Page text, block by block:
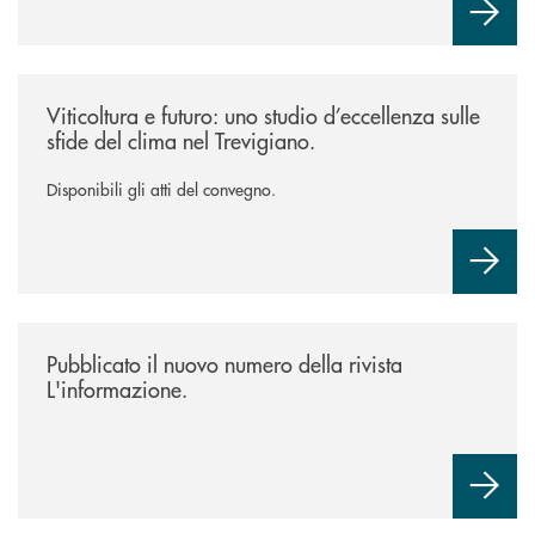
Viticoltura e futuro: uno studio d’eccellenza sulle
sfide del clima nel Trevigiano.
Disponibili gli atti del convegno.
Pubblicato il nuovo numero della rivista
L'informazione.